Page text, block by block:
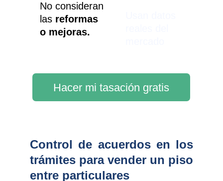
Hacer mi tasación gratis
No consideran
las reformas
o mejoras.
Control de acuerdos en los
trámites para vender un piso
entre particulares